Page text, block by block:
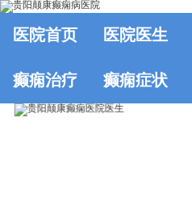
医院首页 医院医生
癫痫治疗 癫痫症状